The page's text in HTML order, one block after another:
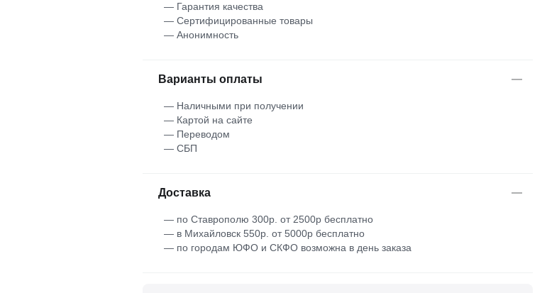
— Гарантия качества
— Сертифицированные товары
— Анонимность
Варианты оплаты
— Наличными при получении
— Картой на сайте
— Переводом
— СБП
Доставка
— по Ставрополю 300р. от 2500р бесплатно
— в Михайловск 550р. от 5000р бесплатно
— по городам ЮФО и СКФО возможна в день заказа